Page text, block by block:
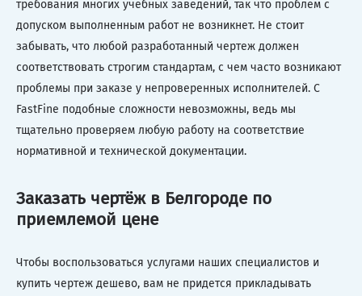
требования многих учебных заведений, так что проблем с
допуском выполненным работ не возникнет. Не стоит
забывать, что любой разработанный чертеж должен
соответствовать строгим стандартам, с чем часто возникают
проблемы при заказе у непроверенных исполнителей. С
FastFine подобные сложности невозможны, ведь мы
тщательно проверяем любую работу на соответствие
нормативной и технической документации.
Заказать чертёж в Белгороде по
приемлемой цене
Чтобы воспользоваться услугами наших специалистов и
купить чертеж дешево, вам не придется прикладывать